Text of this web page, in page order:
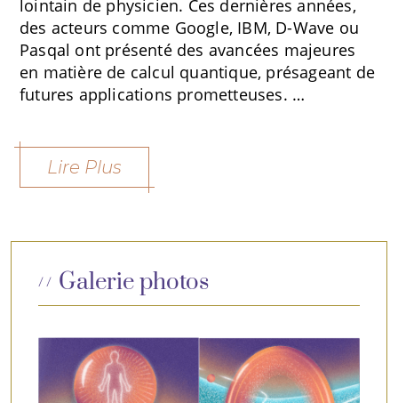
lointain de physicien. Ces dernières années,
des acteurs comme Google, IBM, D-Wave ou
Pasqal ont présenté des avancées majeures
en matière de calcul quantique, présageant de
futures applications prometteuses. …
Lire Plus
Galerie photos